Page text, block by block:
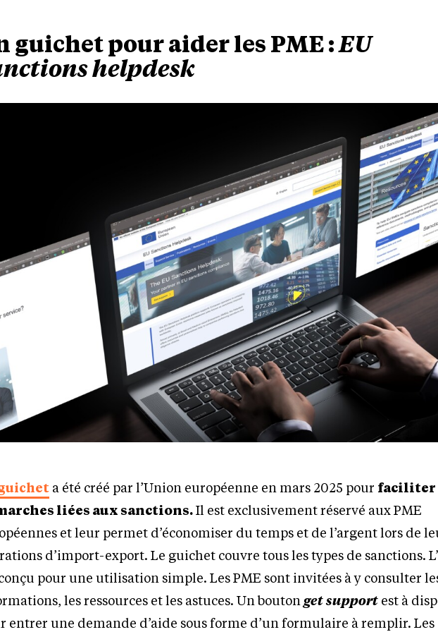
guichet pour aider les PME :EU
helpdesk
a été créé par l’Union européenne en mars 2025 pour faciliter
liées aux sanctions.Il est exclusivement réservé aux PME
et leur permet d’économiser du temps et de l’argent lors de
d’import-export. Le guichet couvre tous les types de sanctions.
pour une utilisation simple. Les PME sont invitées à y consulter
les ressources et les astuces. Un boutonget support est à
entrer une demande d’aide sous forme d’un formulaire à remplir. Les